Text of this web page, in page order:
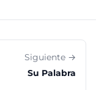
Siguiente →
Su Palabra